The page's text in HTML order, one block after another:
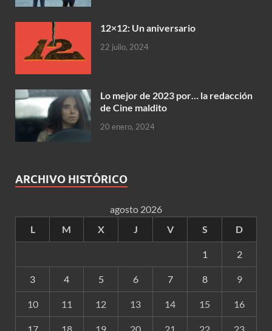
12×12: Un aniversario
22 julio, 2024
Lo mejor de 2023 por… la redacción
de Cine maldito
20 enero, 2024
ARCHIVO HISTÓRICO
agosto 2026
L
M X J V S D
1 2
3 4 5 6 7 8 9
10 11 12 13 14 15 16